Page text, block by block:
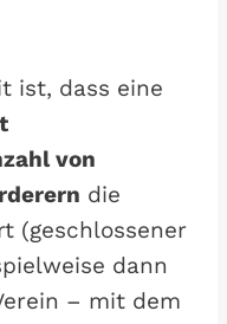
ist, dass eine
von
die
(geschlossener
dann
– mit dem